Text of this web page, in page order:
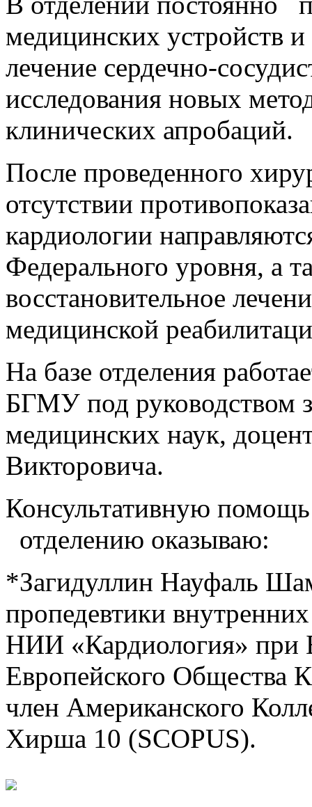
медицинских устройств
лечение сердечно-
исследования новых
клинических апробаций.
После проведенного
отсутствии
кардиологии
Федерального уровня, а
восстановительное
медицинской
На базе отделения
БГМУ под руководством
медицинских наук,
Викторовича.
Консультативную
отделению оказываю:
*Загидуллин Науфаль
пропедевтики
НИИ «Кардиология» при
Европейского Общества
член Американского
Хирша 10 (SCOPUS).